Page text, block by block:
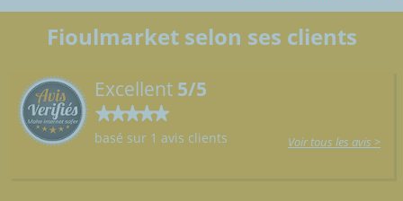
Fioulmarket selon ses clients
Excellent 5/5
basé sur 1 avis clients Voir tous les avis >